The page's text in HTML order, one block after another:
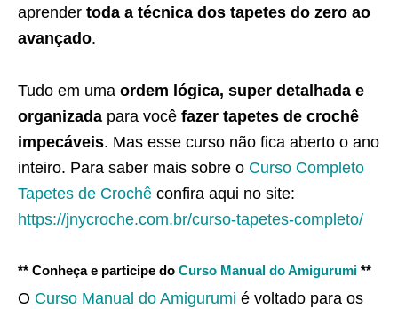
aprender toda a técnica dos tapetes do zero ao
avançado.
Tudo em uma ordem lógica, super detalhada e
organizada para você fazer tapetes de crochê
impecáveis. Mas esse curso não fica aberto o ano
inteiro. Para saber mais sobre o Curso Completo
Tapetes de Crochê confira aqui no site:
https://jnycroche.com.br/curso-tapetes-completo/
** Conheça e participe do Curso Manual do Amigurumi **
O Curso Manual do Amigurumi é voltado para os